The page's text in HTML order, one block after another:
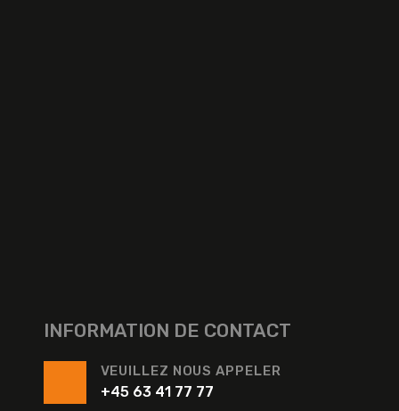
INFORMATION DE CONTACT
VEUILLEZ NOUS APPELER
+45 63 41 77 77